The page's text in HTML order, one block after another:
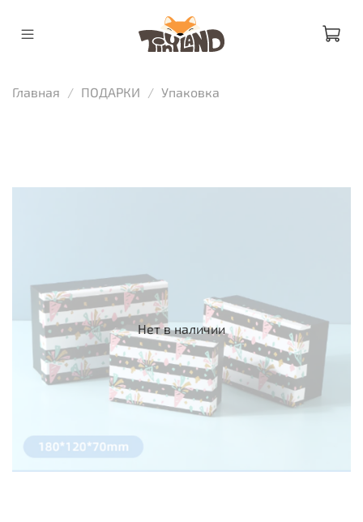
Главная ПОДАРКИ Упаковка
Нет в наличии